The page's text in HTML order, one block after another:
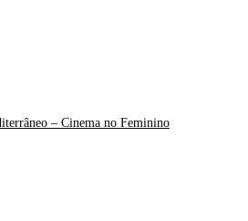
– Cinema no Feminino